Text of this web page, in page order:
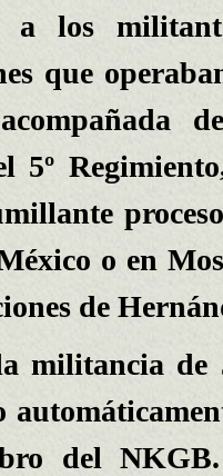
a los
que
5º
o en
de
militancia de
del